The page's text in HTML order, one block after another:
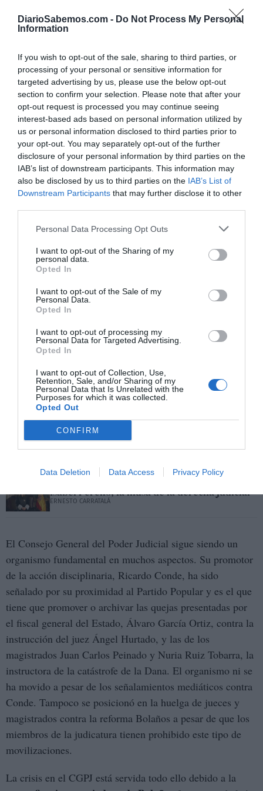
DiarioSabemos.com - Do Not Process My Personal
Information
If you wish to opt-out of the sale, sharing to third parties, or
processing of your personal or sensitive information for
targeted advertising by us, please use the below opt-out
section to confirm your selection. Please note that after your
opt-out request is processed you may continue seeing
interest-based ads based on personal information utilized by
us or personal information disclosed to third parties prior to
your opt-out. You may separately opt-out of the further
disclosure of your personal information by third parties on the
IAB’s list of downstream participants. This information may
also be disclosed by us to third parties on the IAB’s List of
Downstream Participants that may further disclose it to other
Personal Data Processing Opt Outs
I want to opt-out of the Sharing of my
personal data.
Opted In
I want to opt-out of the Sale of my
Personal Data.
Opted In
I want to opt-out of processing my
Personal Data for Targeted Advertising.
Opted In
I want to opt-out of Collection, Use,
Retention, Sale, and/or Sharing of my
Personal Data that Is Unrelated with the
Purposes for which it was collected.
Opted Out
CONFIRM
Data Deletion Data Access Privacy Policy
para el cargo. La presidenta del GCPJ y del Supremo está
afiliada a Juezas y Jueces para la Democracia. La
asociación, en su reciente congreso, ha criticado a su
compañera y el malestar es evidente. La mayoría de los
nombramientos en las instancias territoriales han caído del
lado de los jueces conservadores. Perelló, mientras tanto,
no se cansa de efectuar manifestaciones exigiendo la
negociación de la ley Bolaños de acceso a la carrera
judicial que rechaza tajantemente siguiendo los criterios
de las asociaciones conservadoras, en especial la
todopoderosa APM.
aquí se ha advertido, en multitud de ocasiones, la
fragilidad del acuerdo alcanzado hace algo más de un año
entre Bolaños y González Pons que repartía de forma
salomónica la correlación de fuerzas en el Consejo
General del Poder Judicial. En el departamento del
ministro dicen que no hay fracaso porque la situación
actual es mucho mejor que la anterior con cinco años de
bloqueo, y que, con mucho esfuerzo, se está logrando
datos demuestran lo contrario. La Judicatura está
dominada por los jueces próximos a los postulados del PP
cuando no de Vox y, a partir de ahora, se puede esperar
dictámenes desfavorables a las iniciativas legislativas del
gobierno de Pedro Sánchez, tal y como sucedía en el
Isabel Perelló, la musa de la derecha judicial
ERNESTO CARRATALÁ
El Consejo General del Poder Judicial sigue siendo un
organismo fundamental en muchos aspectos. Su promotor
de la acción disciplinaria, Ricardo Conde, ha sido
señalado por su proximidad al Partido Popular y es el que
tiene que promover o archivar las quejas presentadas por
el fiscal general del Estado, Álvaro García Ortiz, contra la
instrucción del juez Ángel Hurtado, y las de los
magistrados Juan Carlos Peinado y Nuria Ruiz Tobarra, la
instructora de la catástrofe de la Dana. El organismo ni se
ha movido a pesar de los señalamientos mediáticos contra
Conde. Tampoco se posicionó en la huelga de jueces y
magistrados contra la reforma Bolaños a pesar de que los
miembros de la judicatura tienen prohibido este tipo de
movilizaciones.
La crisis en el CGPJ está servida todo ello debido a la